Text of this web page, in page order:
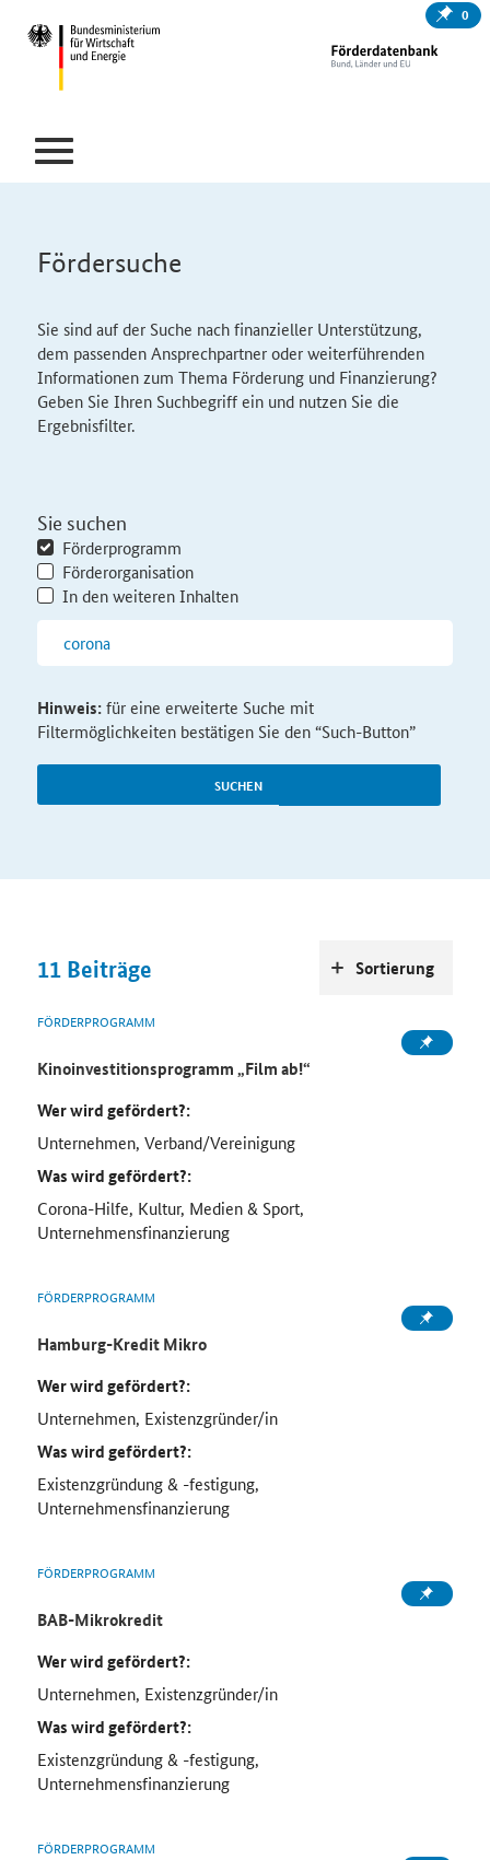
0
Fördersuche
Sie sind auf der Suche nach finanzieller Unterstützung,
dem passenden Ansprechpartner oder weiterführenden
Informationen zum Thema Förderung und Finanzierung?
Geben Sie Ihren Suchbegriff ein und nutzen Sie die
Ergebnisfilter.
Sie suchen
Förderprogramm
Förderorganisation
In den weiteren Inhalten
SUCHEN
Hinweis:für eine erweiterte Suche mit
Filtermöglichkeiten bestätigen Sie den “Such-Button”
11 Beiträge
FÖRDERPROGRAMM
Kinoinvestitionsprogramm „Film ab!“
Wer wird gefördert?:
Unternehmen, Verband/Vereinigung
Was wird gefördert?:
Corona-Hilfe, Kultur, Medien & Sport,
Unternehmensfinanzierung
FÖRDERPROGRAMM
Hamburg-Kredit Mikro
Wer wird gefördert?:
Unternehmen, Existenzgründer/in
Was wird gefördert?:
Existenzgründung & -festigung,
Unternehmensfinanzierung
FÖRDERPROGRAMM
BAB-Mikrokredit
Wer wird gefördert?:
Unternehmen, Existenzgründer/in
Was wird gefördert?:
Existenzgründung & -festigung,
Unternehmensfinanzierung
FÖRDERPROGRAMM
Sortierung